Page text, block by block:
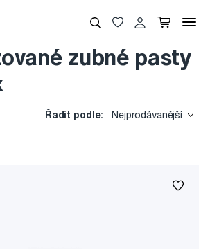
zubné pasty
Řadit podle: Nejprodávanější